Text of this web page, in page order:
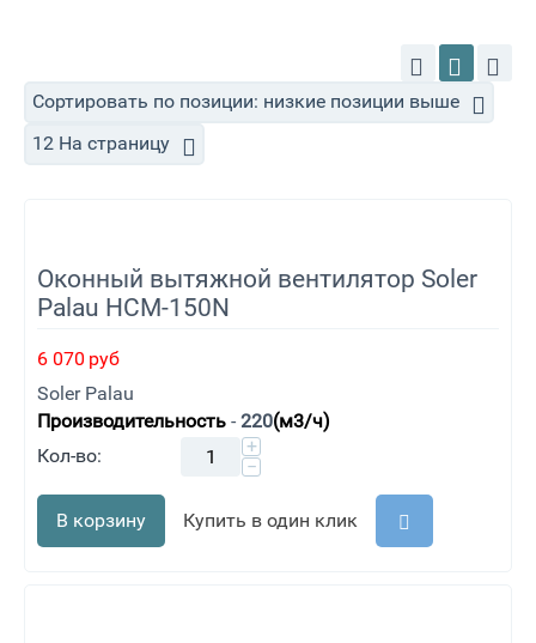
Сортировать по позиции: низкие позиции выше
12 На страницу
Оконный вытяжной вентилятор Soler
Palau HCM-150N
6 070 руб
Soler Palau
Производительность - 220(м3/ч)
Кол-во:
+
−
В корзину Купить в один клик